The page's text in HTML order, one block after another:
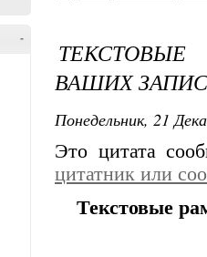
-
ВАШИХ
Понедельник, 21
Это цитата
цитатник или
Текстовые